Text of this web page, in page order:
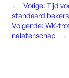
← Vorige: Tijd
standaard
Volgende: WK-
nalatenschap
→